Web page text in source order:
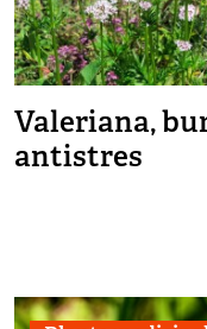
Valeriana,
antistres